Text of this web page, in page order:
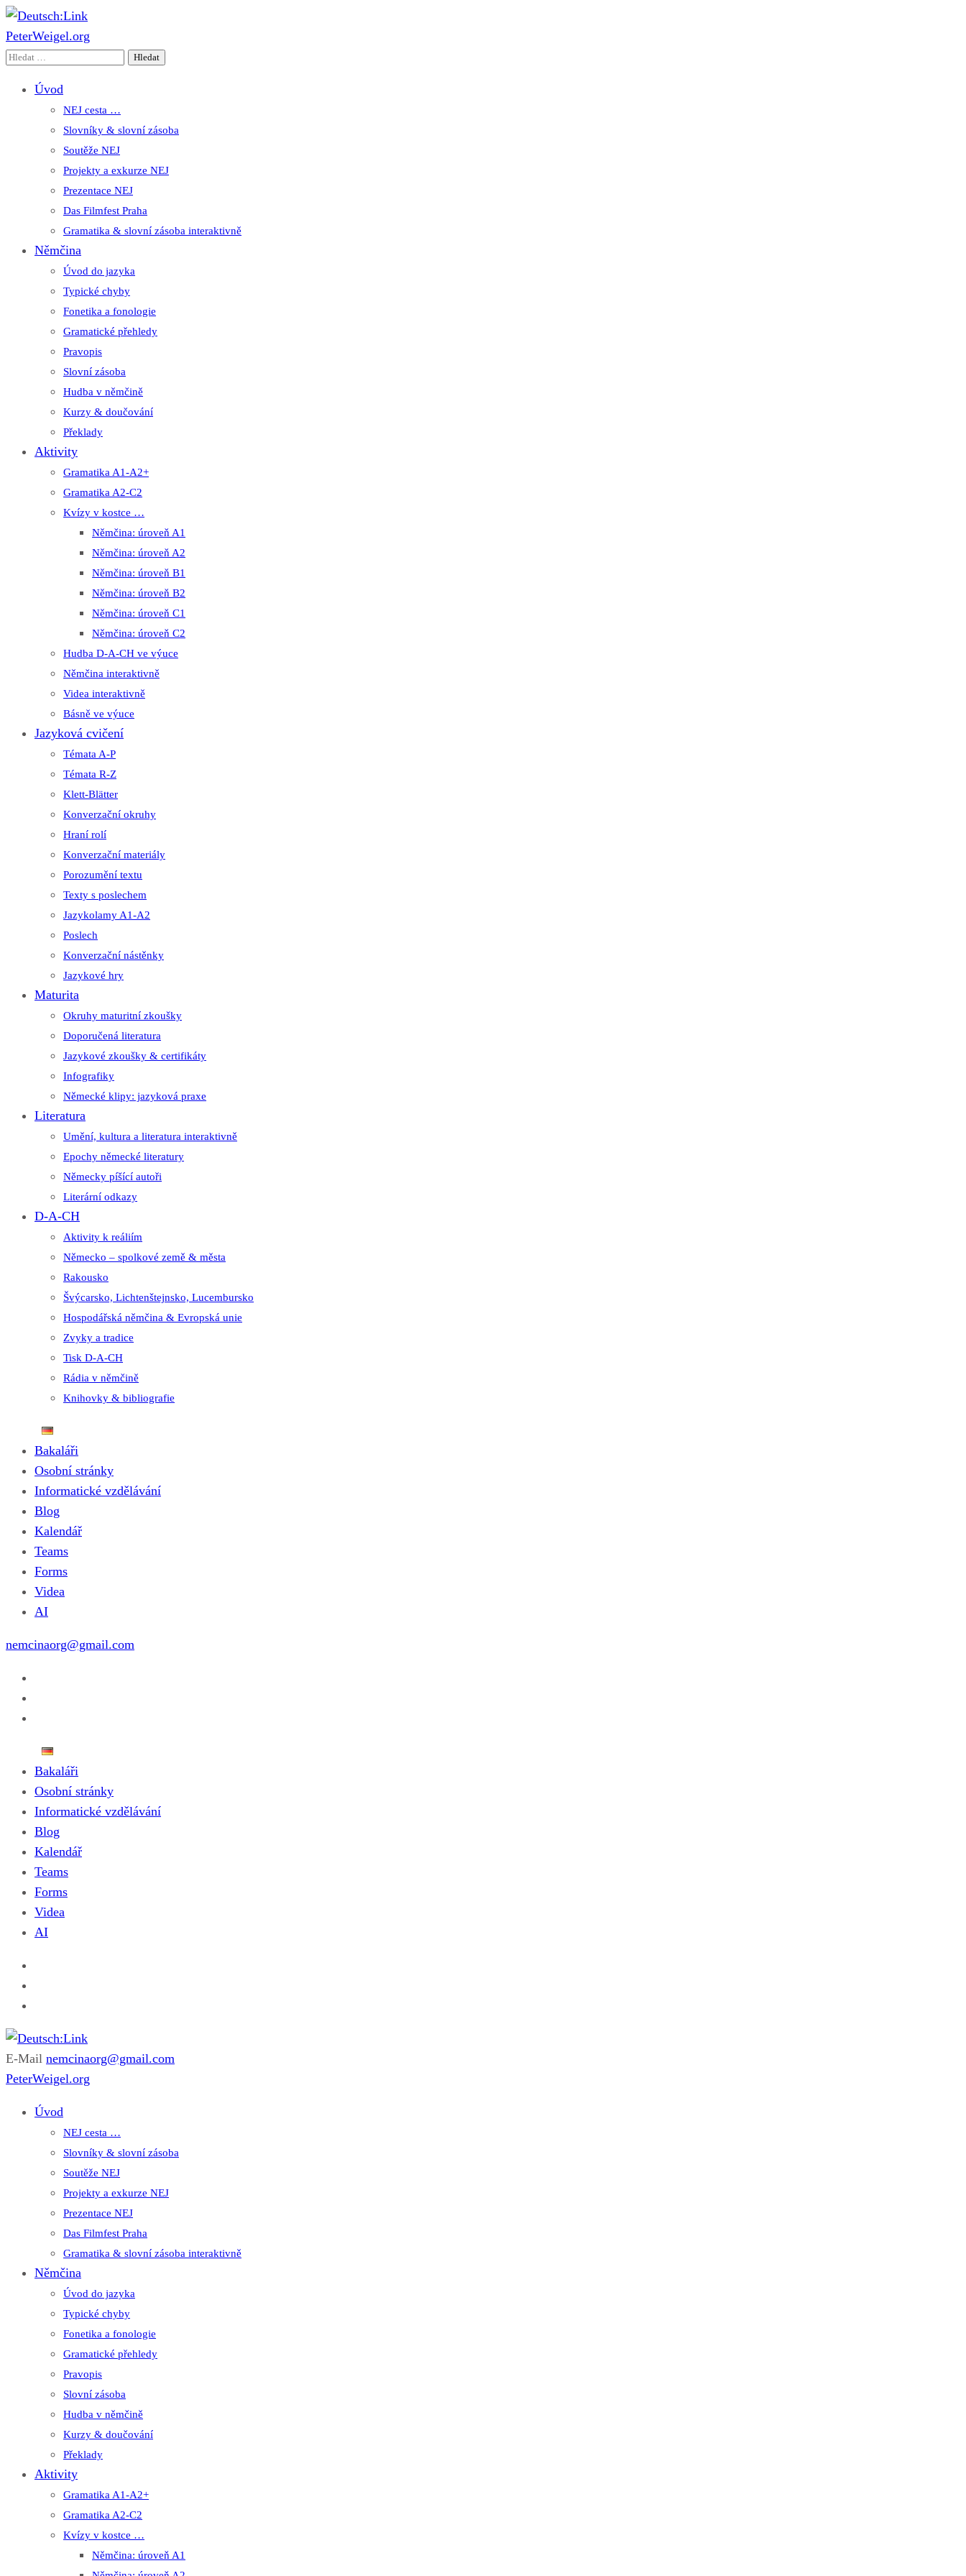
Deutsch:Link
Edu-Portál pro němčinu | Interaktiver Unterricht Deutsch als Fremdsprache auf einen Blick
PeterWeigel.org
Vyhledávání
Úvod
NEJ cesta …
Slovníky & slovní zásoba
Soutěže NEJ
Projekty a exkurze NEJ
Prezentace NEJ
Das Filmfest Praha
Gramatika & slovní zásoba interaktivně
Němčina
Úvod do jazyka
Typické chyby
Fonetika a fonologie
Gramatické přehledy
Pravopis
Slovní zásoba
Hudba v němčině
Kurzy & doučování
Překlady
Aktivity
Gramatika A1-A2+
Gramatika A2-C2
Kvízy v kostce …
Němčina: úroveň A1
Němčina: úroveň A2
Němčina: úroveň B1
Němčina: úroveň B2
Němčina: úroveň C1
Němčina: úroveň C2
Hudba D-A-CH ve výuce
Němčina interaktivně
Videa interaktivně
Básně ve výuce
Jazyková cvičení
Témata A-P
Témata R-Z
Klett-Blätter
Konverzační okruhy
Hraní rolí
Konverzační materiály
Porozumění textu
Texty s poslechem
Jazykolamy A1-A2
Poslech
Konverzační nástěnky
Jazykové hry
Maturita
Okruhy maturitní zkoušky
Doporučená literatura
Jazykové zkoušky & certifikáty
Infografiky
Německé klipy: jazyková praxe
Literatura
Umění, kultura a literatura interaktivně
Epochy německé literatury
Německy píšící autoři
Literární odkazy
D-A-CH
Aktivity k reáliím
Německo – spolkové země & města
Rakousko
Švýcarsko, Lichtenštejnsko, Lucembursko
Hospodářská němčina & Evropská unie
Zvyky a tradice
Tisk D-A-CH
Rádia v němčině
Knihovky & bibliografie
Bakaláři
Osobní stránky
Informatické vzdělávání
Blog
Kalendář
Teams
Forms
Videa
AI
nemcinaorg@gmail.com
Bakaláři
Osobní stránky
Informatické vzdělávání
Blog
Kalendář
Teams
Forms
Videa
AI
Deutsch:Link
Edu-Portál pro němčinu | Interaktiver Unterricht Deutsch als Fremdsprache auf einen Blick
E-Mail nemcinaorg@gmail.com
PeterWeigel.org
Úvod
NEJ cesta …
Slovníky & slovní zásoba
Soutěže NEJ
Projekty a exkurze NEJ
Prezentace NEJ
Das Filmfest Praha
Gramatika & slovní zásoba interaktivně
Němčina
Úvod do jazyka
Typické chyby
Fonetika a fonologie
Gramatické přehledy
Pravopis
Slovní zásoba
Hudba v němčině
Kurzy & doučování
Překlady
Aktivity
Gramatika A1-A2+
Gramatika A2-C2
Kvízy v kostce …
Němčina: úroveň A1